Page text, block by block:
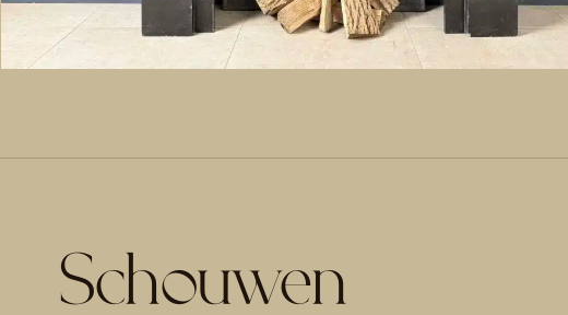
Schouwen